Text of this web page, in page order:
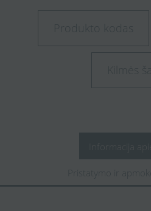
Produkto kodas
Kilmės
Pristatymo ir